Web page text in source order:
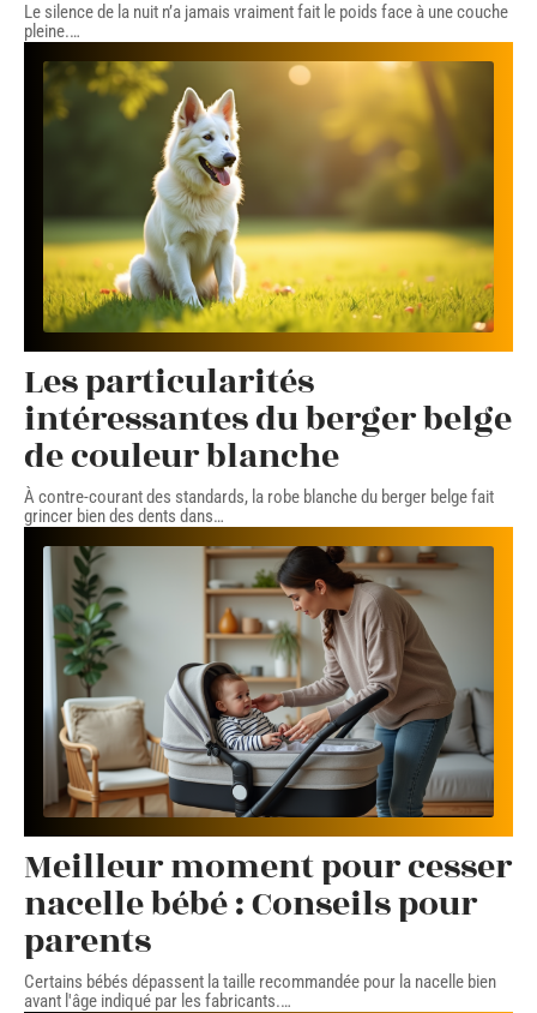
Le silence de la nuit n’a jamais vraiment fait le poids face à une couche
pleine.…
Les particularités
intéressantes du berger belge
de couleur blanche
À contre-courant des standards, la robe blanche du berger belge fait
grincer bien des dents dans…
Meilleur moment pour cesser
nacelle bébé : Conseils pour
parents
Certains bébés dépassent la taille recommandée pour la nacelle bien
avant l'âge indiqué par les fabricants.…